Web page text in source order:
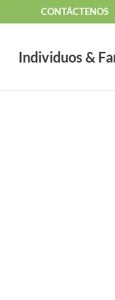
CONTÁCTENOS
Individuos &